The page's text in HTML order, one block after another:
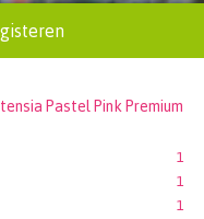
Pastel Pink Premium
1
1
1